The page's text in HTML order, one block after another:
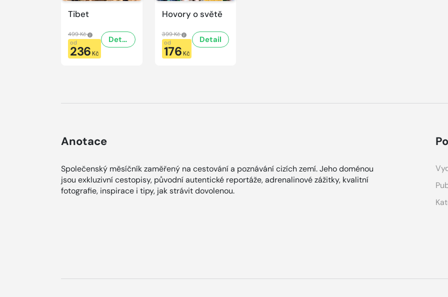
Tibet
499 Kč
od
236 Kč
Detail
Hovory o světě
399 Kč
od
176 Kč
Detail
Anotace
Společenský měsíčník zaměřený na cestování a poznávání cizích zemí. Jeho doménou
jsou exkluzivní cestopisy, původní autentické reportáže, adrenalinové zážitky, kvalitní
fotografie, inspirace i tipy, jak strávit dovolenou.